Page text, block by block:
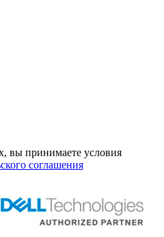
вы принимаете условия
соглашения